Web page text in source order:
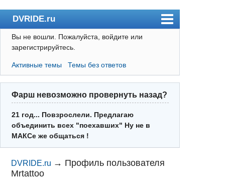
DVRIDE.ru
Форум
Пользователи
Правила
Поиск
Регистрация
Вход
Вы не вошли. Пожалуйста, войдите или
зарегистрируйтесь.
Активные темы Темы без ответов
Фарш невозможно провернуть назад?
21 год... Повзрослели. Предлагаю
объединить всех "поехавших" Ну не в
МАКСе же общаться !
DVRIDE.ru → Профиль пользователя
Mrtattoo